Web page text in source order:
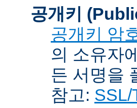
공개키
공개키 암
의 소유자
든 서명을
참고: SSL/